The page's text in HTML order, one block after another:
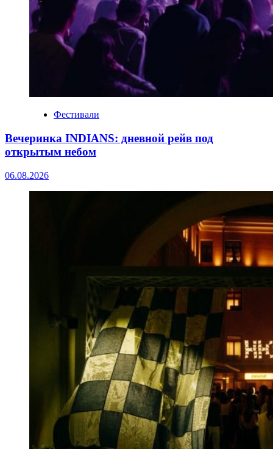
Фестивали
Вечеринка INDIANS: дневной рейв под
открытым небом
06.08.2026